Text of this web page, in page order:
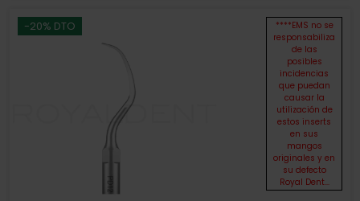
-20% DTO
****EMS no se
responsabiliza
de las
posibles
incidencias
que puedan
causar la
utilización de
estos inserts
en sus
mangos
originales y en
su defecto
Royal Dent...